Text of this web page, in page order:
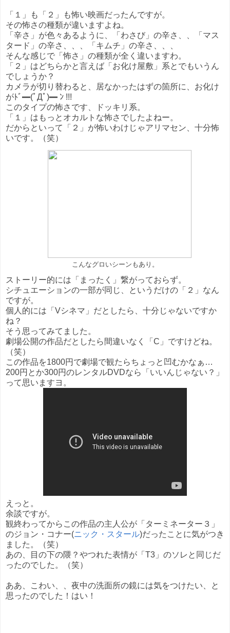
「１」も「２」も怖い映画だったんですが。
その怖さの種類が違いますよね。
「辛さ」が色々あるように、「わさび」の辛さ、、「マス
タード」の辛さ、、、「キムチ」の辛さ、、、
そんな感じで「怖さ」の種類が全く違いますわ。
「２」はどちらかと言えば「お化け屋敷」系とでもいうん
でしょうか？
カメラが切り替わると、居なかったはずの箇所に、お化け
がﾄﾞ━(ﾟДﾟ)━ ﾝ !!!
このタイプの怖さです、ドッキリ系。
「１」はもっとオカルトな怖さでしたよねー。
だからといって「２」が怖いわけじゃアリマセン、十分怖
いです。（笑）
こんなグロいシーンもあり。
ストーリー的には「まったく」繋がっておらず。
シチュエーションの一部が同じ、というだけの「２」なん
ですが。
個人的には「Vシネマ」だとしたら、十分じゃないですか
ね？
そう思ってみてました。
劇場公開の作品だとしたら間違いなく「C」ですけどね。
（笑）
この作品を1800円で劇場で観たらちょっと凹むかなぁ…
200円とか300円のレンタルDVDなら「いいんじゃない？」
って思いますヨ。
えっと。
余談ですが。
観終わってからこの作品の主人公が「ターミネーター３」
のジョン・コナー(ニック・スタール)だったことに気がつき
ました。（笑）
あの、目の下の隈？やつれた表情が「T3」のソレと同じだ
ったのでした。（笑）
ああ、こわい、、夜中の洗面所の鏡には気をつけたい、と
思ったのでした！はい！